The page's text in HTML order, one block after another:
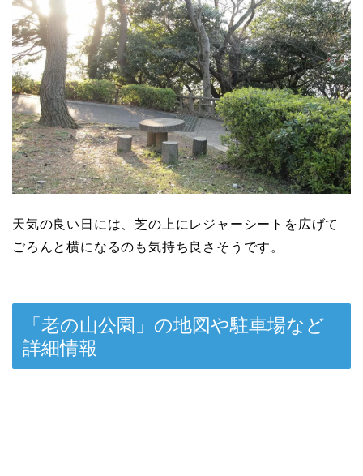
天気の良い日には、芝の上にレジャーシートを広げて
ごろんと横になるのも気持ち良さそうです。
「老の山公園」の地図や駐車場など
詳細情報